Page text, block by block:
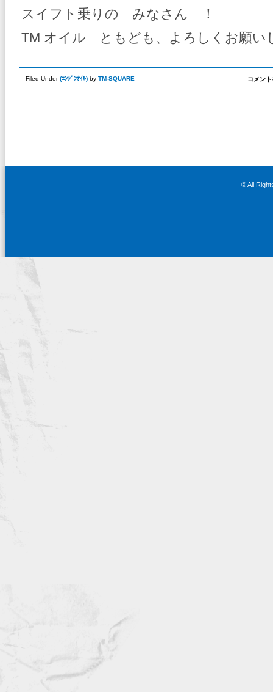
スイフト乗りの みなさん ！
TM オイル ともども、よろしくお願い
Filed Under(ｴﾝｼﾞﾝｵｲﾙ) by TM-SQUARE
TM-
SQUARE
入
は
コメン
© All